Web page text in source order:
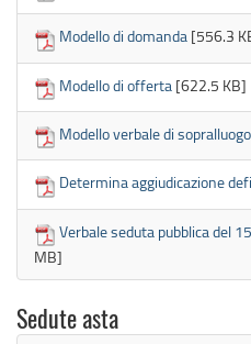
Modello di domanda [556.3
Modello di offerta [622.5 KB]
Modello verbale di sopralluogo
Determina aggiudicazione
Verbale seduta pubblica del
MB]
Sedute asta